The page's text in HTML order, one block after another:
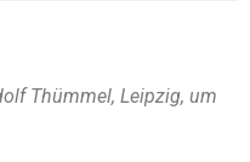
Thümmel, Leipzig, um